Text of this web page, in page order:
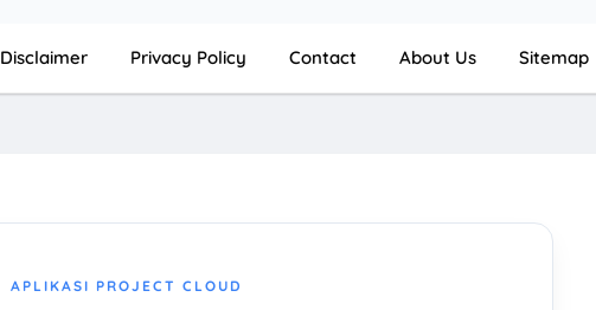
Disclaimer Privacy Policy Contact About Us Sitemap
APLIKASI PROJECT CLOUD